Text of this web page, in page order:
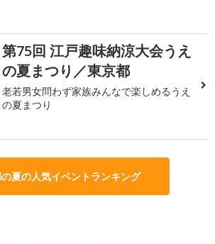
第75回 江戸趣味納涼大会うえ
の夏まつり／東京都
老若男女問わず家族みんなで楽しめるうえ
の夏まつり
夏の人気イベントランキング